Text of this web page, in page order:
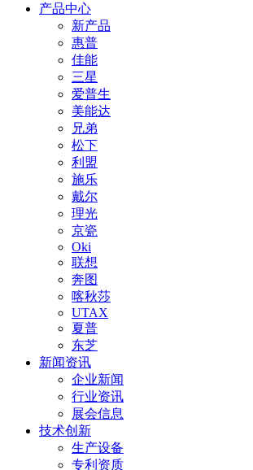
产品中心
新产品
惠普
佳能
三星
爱普生
美能达
兄弟
松下
利盟
施乐
戴尔
理光
京瓷
Oki
联想
奔图
喀秋莎
UTAX
夏普
东芝
新闻资讯
企业新闻
行业资讯
展会信息
技术创新
生产设备
专利资质